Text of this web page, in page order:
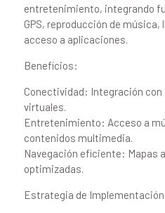
entretenimiento, integrando
GPS, reproducción de
acceso a aplicaciones.
Beneficios:
Conectividad: Integración
virtuales.
Entretenimiento: Acceso a
contenidos multimedia.
Navegación eficiente: Mapas
optimizadas.
Estrategia de